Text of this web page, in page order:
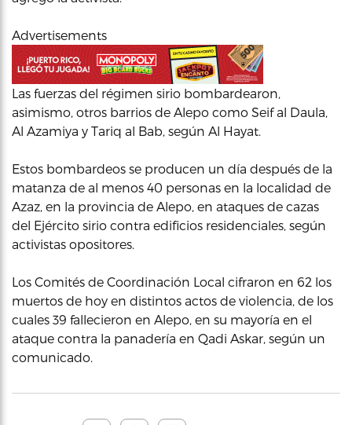
Advertisements
Las fuerzas del régimen sirio bombardearon,
asimismo, otros barrios de Alepo como Seif al Daula,
Al Azamiya y Tariq al Bab, según Al Hayat.
Estos bombardeos se producen un día después de la
matanza de al menos 40 personas en la localidad de
Azaz, en la provincia de Alepo, en ataques de cazas
del Ejército sirio contra edificios residenciales, según
activistas opositores.
Los Comités de Coordinación Local cifraron en 62 los
muertos de hoy en distintos actos de violencia, de los
cuales 39 fallecieron en Alepo, en su mayoría en el
ataque contra la panadería en Qadi Askar, según un
comunicado.